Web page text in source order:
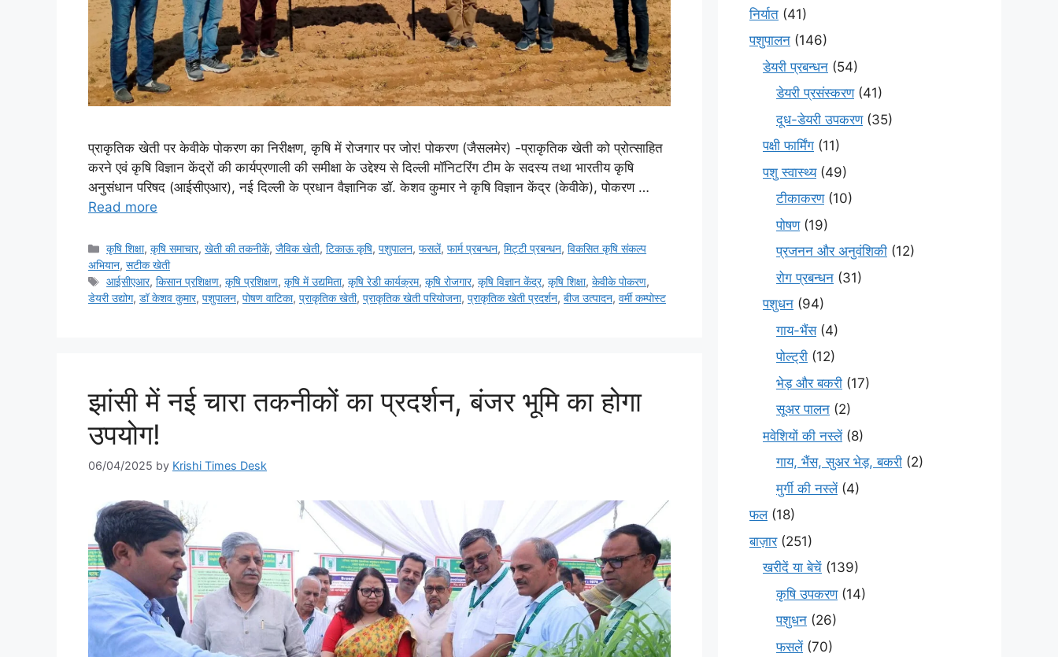
प्राकृतिक खेती पर केवीके पोकरण का निरीक्षण, कृषि में रोजगार पर जोर! पोकरण (जैसलमेर) -प्राकृतिक खेती को प्रोत्साहित
करने एवं कृषि विज्ञान केंद्रों की कार्यप्रणाली की समीक्षा के उद्देश्य से दिल्ली मॉनिटरिंग टीम के सदस्य तथा भारतीय कृषि
अनुसंधान परिषद (आईसीएआर), नई दिल्ली के प्रधान वैज्ञानिक डॉ. केशव कुमार ने कृषि विज्ञान केंद्र (केवीके), पोकरण …
Read more
कृषि शिक्षा,कृषि समाचार,खेती की तकनीकें,जैविक खेती,टिकाऊ कृषि,पशुपालन,फसलें,फार्म प्रबन्धन,मि‌ट्टी प्रबन्धन,विकसित कृषि संकल्प
अभियान, सटीक खेती
आईसीएआर,किसान प्रशिक्षण,कृषि प्रशिक्षण,कृषि में उद्यमिता,कृषि रेडी कार्यक्रम,कृषि रोजगार,कृषि विज्ञान केंद्र,कृषि शिक्षा,केवीके पोकरण,
डेयरी उद्योग, डॉ केशव कुमार, पशुपालन, पोषण वाटिका, प्राकृतिक खेती, प्राकृतिक खेती परियोजना, प्राकृतिक खेती प्रदर्शन, बीज उत्पादन, वर्मी कम्पोस्ट
झांसी में नई चारा तकनीकों का प्रदर्शन, बंजर भूमि का होगा
उपयोग!
06/04/2025 by Krishi Times Desk
निर्यात (41)
पशुपालन (146)
डेयरी प्रबन्धन (54)
डेयरी प्रसंस्करण(41)
दूध-डेयरी उपकरण(35)
पक्षी फार्मिंग (11)
पशु स्वास्थ्य(49)
टीकाकरण(10)
पोषण(19)
प्रजनन और अनुवंशिकी (12)
रोग प्रबन्धन (31)
पशुधन (94)
गाय-भैंस(4)
पोल्ट्री (12)
भेड़ और बकरी (17)
सूअर पालन (2)
मवेशियों की नस्लें(8)
गाय, भैंस, सुअर भेड़, बकरी (2)
मुर्गी की नस्लें(4)
फल(18)
बाज़ार(251)
खरीदें या बेचें (139)
कृषि उपकरण(14)
पशुधन (26)
फसलें(70)